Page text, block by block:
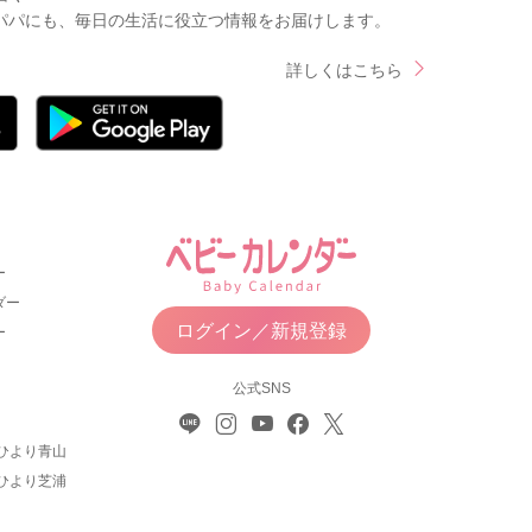
にも、毎日の生活に役立つ情報をお届けします。
詳しくはこちら
ー
より青山
より芝浦
ログイン／新規登録
公式SNS